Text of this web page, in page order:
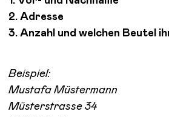
2. Adresse
3. Anzahl und welchen Beutel
Beispiel:
Mustafa Müstermann
Müsterstrasse 34